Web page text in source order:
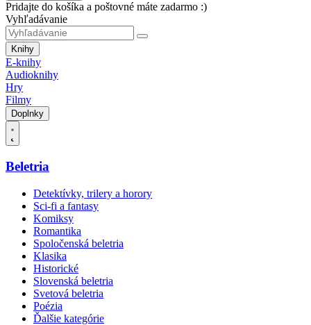
Pridajte do košíka a poštovné máte zadarmo :)
Vyhľadávanie
Knihy
E-knihy
Audioknihy
Hry
Filmy
Doplnky
Beletria
Detektívky, trilery a horory
Sci-fi a fantasy
Komiksy
Romantika
Spoločenská beletria
Klasika
Historické
Slovenská beletria
Svetová beletria
Poézia
Ďalšie kategórie